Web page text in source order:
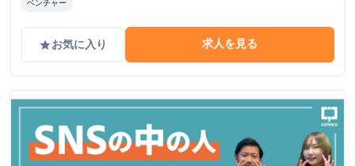
ベンチャー
gradeお気に入り 求人を見る